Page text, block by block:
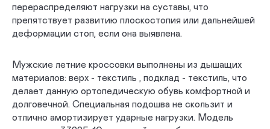
перераспределяют нагрузки на суставы, что
препятствует развитию плоскостопия или дальнейшей
деформации стоп, если она выявлена.
Мужские летние кроссовки выполнены из дышащих
материалов: верх - текстиль , подклад - текстиль, что
делает данную ортопедическую обувь комфортной и
долговечной. Специальная подошва не скользит и
отлично амортизирует ударные нагрузки. Модель